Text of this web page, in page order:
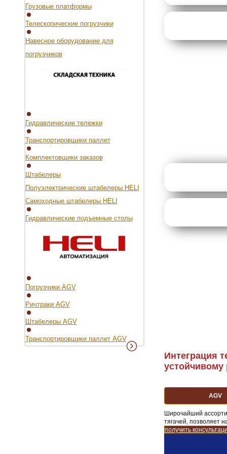
Грузовые платформы
Телескопические погрузчики
Навесное оборудование для
погрузчиков
Гидравлические тележки
Транспортировщики паллет
Комплектовщики заказов
Штабелеры
Полуэлектрические штабелеры HELI
Самоходные штабелеры HELI
Гидравлические подъемные столы
Погрузчики AGV
Ричтраки AGV
Штабелеры AGV
Транспортировщики паллет AGV
Интеграция
устойчивому
AGV
Широчайший
тягачей, позволяет
получить